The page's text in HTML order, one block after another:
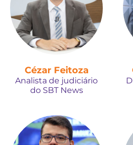
Cézar Feitoza
Analista de judiciário
do SBT News